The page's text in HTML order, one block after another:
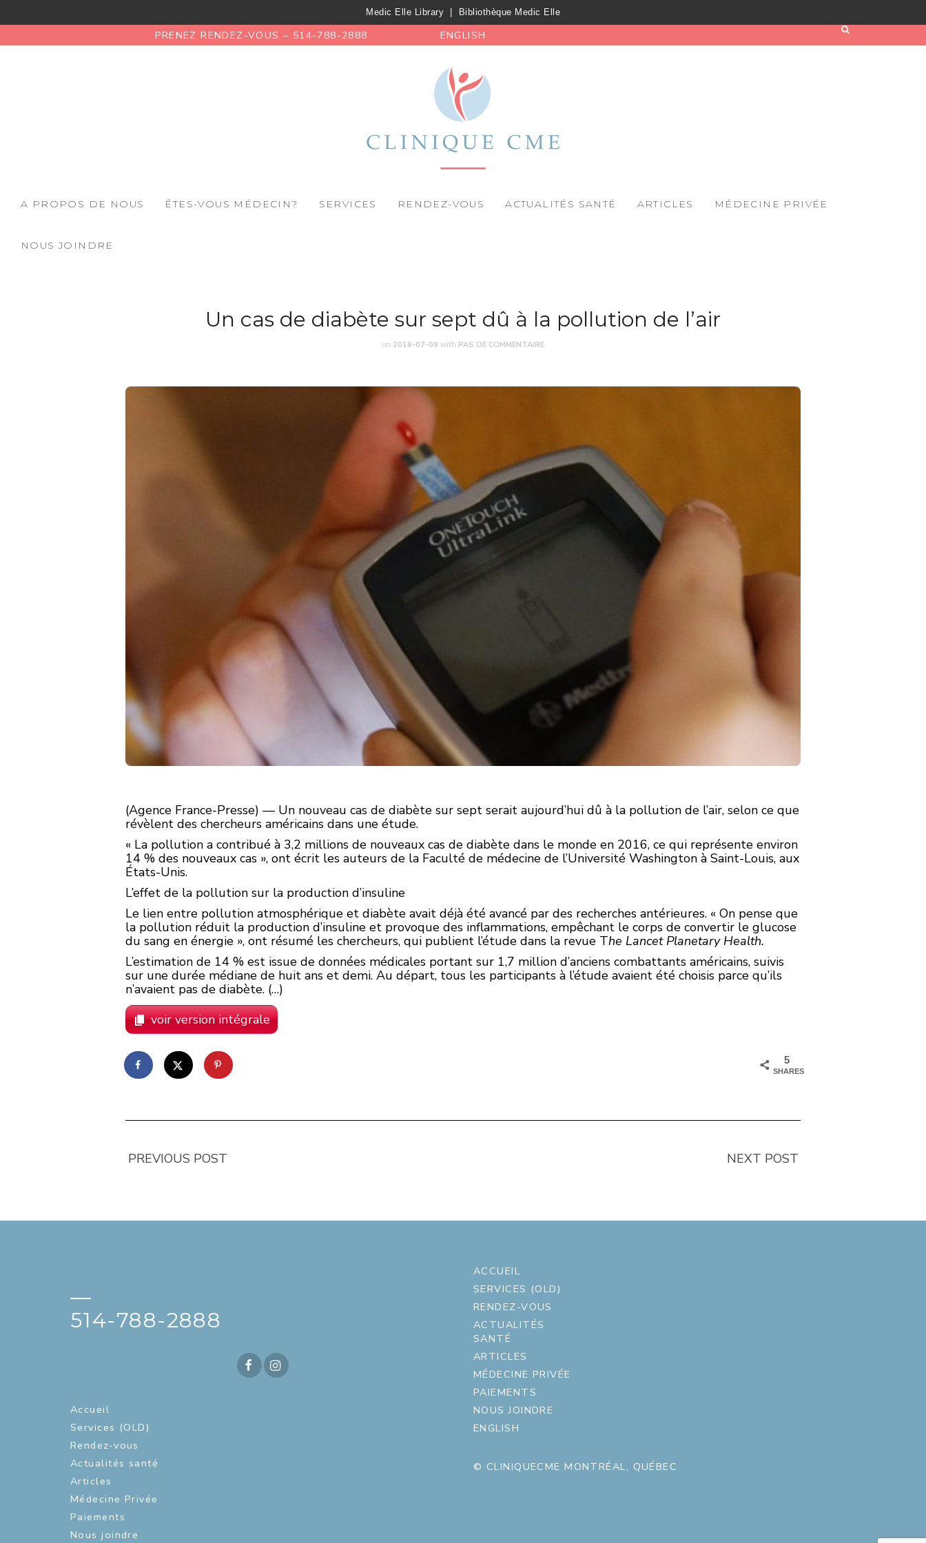
Medic Elle Library Bibliothèque Medic Elle
PRENEZ RENDEZ-VOUS – 514-788-2888 ENGLISH
A PROPOS DE NOUS ÊTES-VOUS MÉDECIN? SERVICES RENDEZ-VOUS ACTUALITÉS SANTÉ ARTICLES MÉDECINE PRIVÉE
NOUS JOINDRE
Un cas de diabète sur sept dû à la pollution de l’air
on 2018-07-09 with PAS DE COMMENTAIRE
(Agence France-Presse) — Un nouveau cas de diabète sur sept serait aujourd’hui dû à la pollution de l’air, selon ce que
révèlent des chercheurs américains dans une étude.
« La pollution a contribué à 3,2 millions de nouveaux cas de diabète dans le monde en 2016, ce qui représente environ
14 % des nouveaux cas », ont écrit les auteurs de la Faculté de médecine de l’Université Washington à Saint-Louis, aux
États-Unis.
L’effet de la pollution sur la production d’insuline
Le lien entre pollution atmosphérique et diabète avait déjà été avancé par des recherches antérieures. « On pense que
la pollution réduit la production d’insuline et provoque des inflammations, empêchant le corps de convertir le glucose
du sang en énergie », ont résumé les chercheurs, qui publient l’étude dans la revue The Lancet Planetary Health.
L’estimation de 14 % est issue de données médicales portant sur 1,7 million d’anciens combattants américains, suivis
sur une durée médiane de huit ans et demi. Au départ, tous les participants à l’étude avaient été choisis parce qu’ils
n’avaient pas de diabète. (…)
voir version intégrale
5
SHARES
PREVIOUS POST NEXT POST
—
514-788-2888
Accueil
Services (OLD)
Rendez-vous
Actualités santé
Articles
Médecine Privée
Paiements
Nous joindre
ACCUEIL
SERVICES (OLD)
RENDEZ-VOUS
ACTUALITÉS
SANTÉ
ARTICLES
MÉDECINE PRIVÉE
PAIEMENTS
NOUS JOINDRE
ENGLISH
© CLINIQUECME MONTRÉAL, QUÉBEC